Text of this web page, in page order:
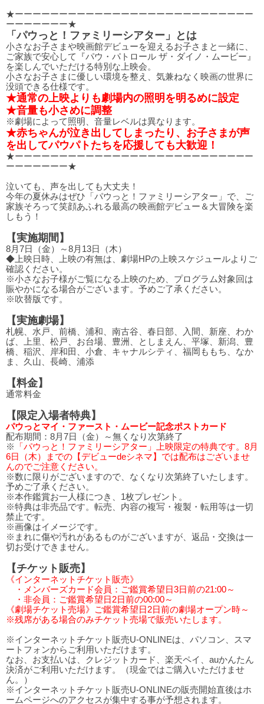
★ーーーーーーーーーーーーーーーーーーーーーーーーーーー
ーーーーーーー★
「パウっと！ファミリーシアター」とは
小さなお子さまや映画館デビューを迎えるお子さまと一緒に、
ご家族で安心して『パウ・パトロール ザ・ダイノ・ムービー』
を楽しんでいただける特別な上映会。
小さなお子さまに優しい環境を整え、気兼ねなく映画の世界に
没頭できる仕様です。
★通常の上映よりも劇場内の照明を明るめに設定
★音量も小さめに調整
※劇場によって照明、音量レベルは異なります。
★赤ちゃんが泣き出してしまったり、お子さまが声
を出してパウパトたちを応援しても大歓迎！
★ーーーーーーーーーーーーーーーーーーーーーーーーーーー
ーーーーーーー★
泣いても、声を出しても大丈夫！
今年の夏休みはぜひ「パウっと！ファミリーシアター」で、ご
家族そろって笑顔あふれる最高の映画館デビュー＆大冒険を楽
しもう！
【実施期間】
8月7日（金）～8月13日（木）
◆上映日時、上映の有無は、劇場HPの上映スケジュールよりご
確認ください。
※小さなお子様がご覧になる上映のため、プログラム対象回は
賑やかになる場合がございます。予めご了承ください。
※吹替版です。
【実施劇場】
札幌、水戸、前橋、浦和、南古谷、春日部、入間、新座、わか
ば、上里、松戸、お台場、豊洲、としまえん、平塚、新潟、豊
橋、稲沢、岸和田、小倉、キャナルシティ、福岡ももち、なか
ま、久山、長崎、浦添
【料金】
通常料金
【限定入場者特典】
パウっとマイ・ファースト・ムービー記念ポストカード
配布期間：8月7日（金）～無くなり次第終了
※
「パウっと！ファミリーシアター」上映限定の特典です。8月
6日（木）までの【デビューdeシネマ】では配布はございませ
んのでご注意ください。
※数に限りがございますので、なくなり次第終了いたします。
予めご了承ください。
※本作鑑賞お一人様につき、1枚プレゼント。
※特典は非売品です。転売、内容の複写・複製・転用等は一切
禁止です。
※画像はイメージです。
※まれに傷や汚れがあるものがございますが、返品・交換は一
切お受けできません。
【チケット販売】
《インターネットチケット販売》
・メンバーズカード会員：ご鑑賞希望日3日前の21:00～
・非会員：ご鑑賞希望日2日前の00:00～
《劇場チケット売場》ご鑑賞希望日2日前の劇場オープン時～
※残席がある場合のみチケット売場で販売いたします。
※インターネットチケット販売U-ONLINEは、パソコン、スマ
ートフォンからご利用いただけます。
なお、お支払いは、クレジットカード、楽天ペイ、auかんたん
決済がご利用いただけます。（現金ではご購入いただけませ
ん。）
※インターネットチケット販売U-ONLINEの販売開始直後はホ
ームページへのアクセスが集中する事が予想されます。